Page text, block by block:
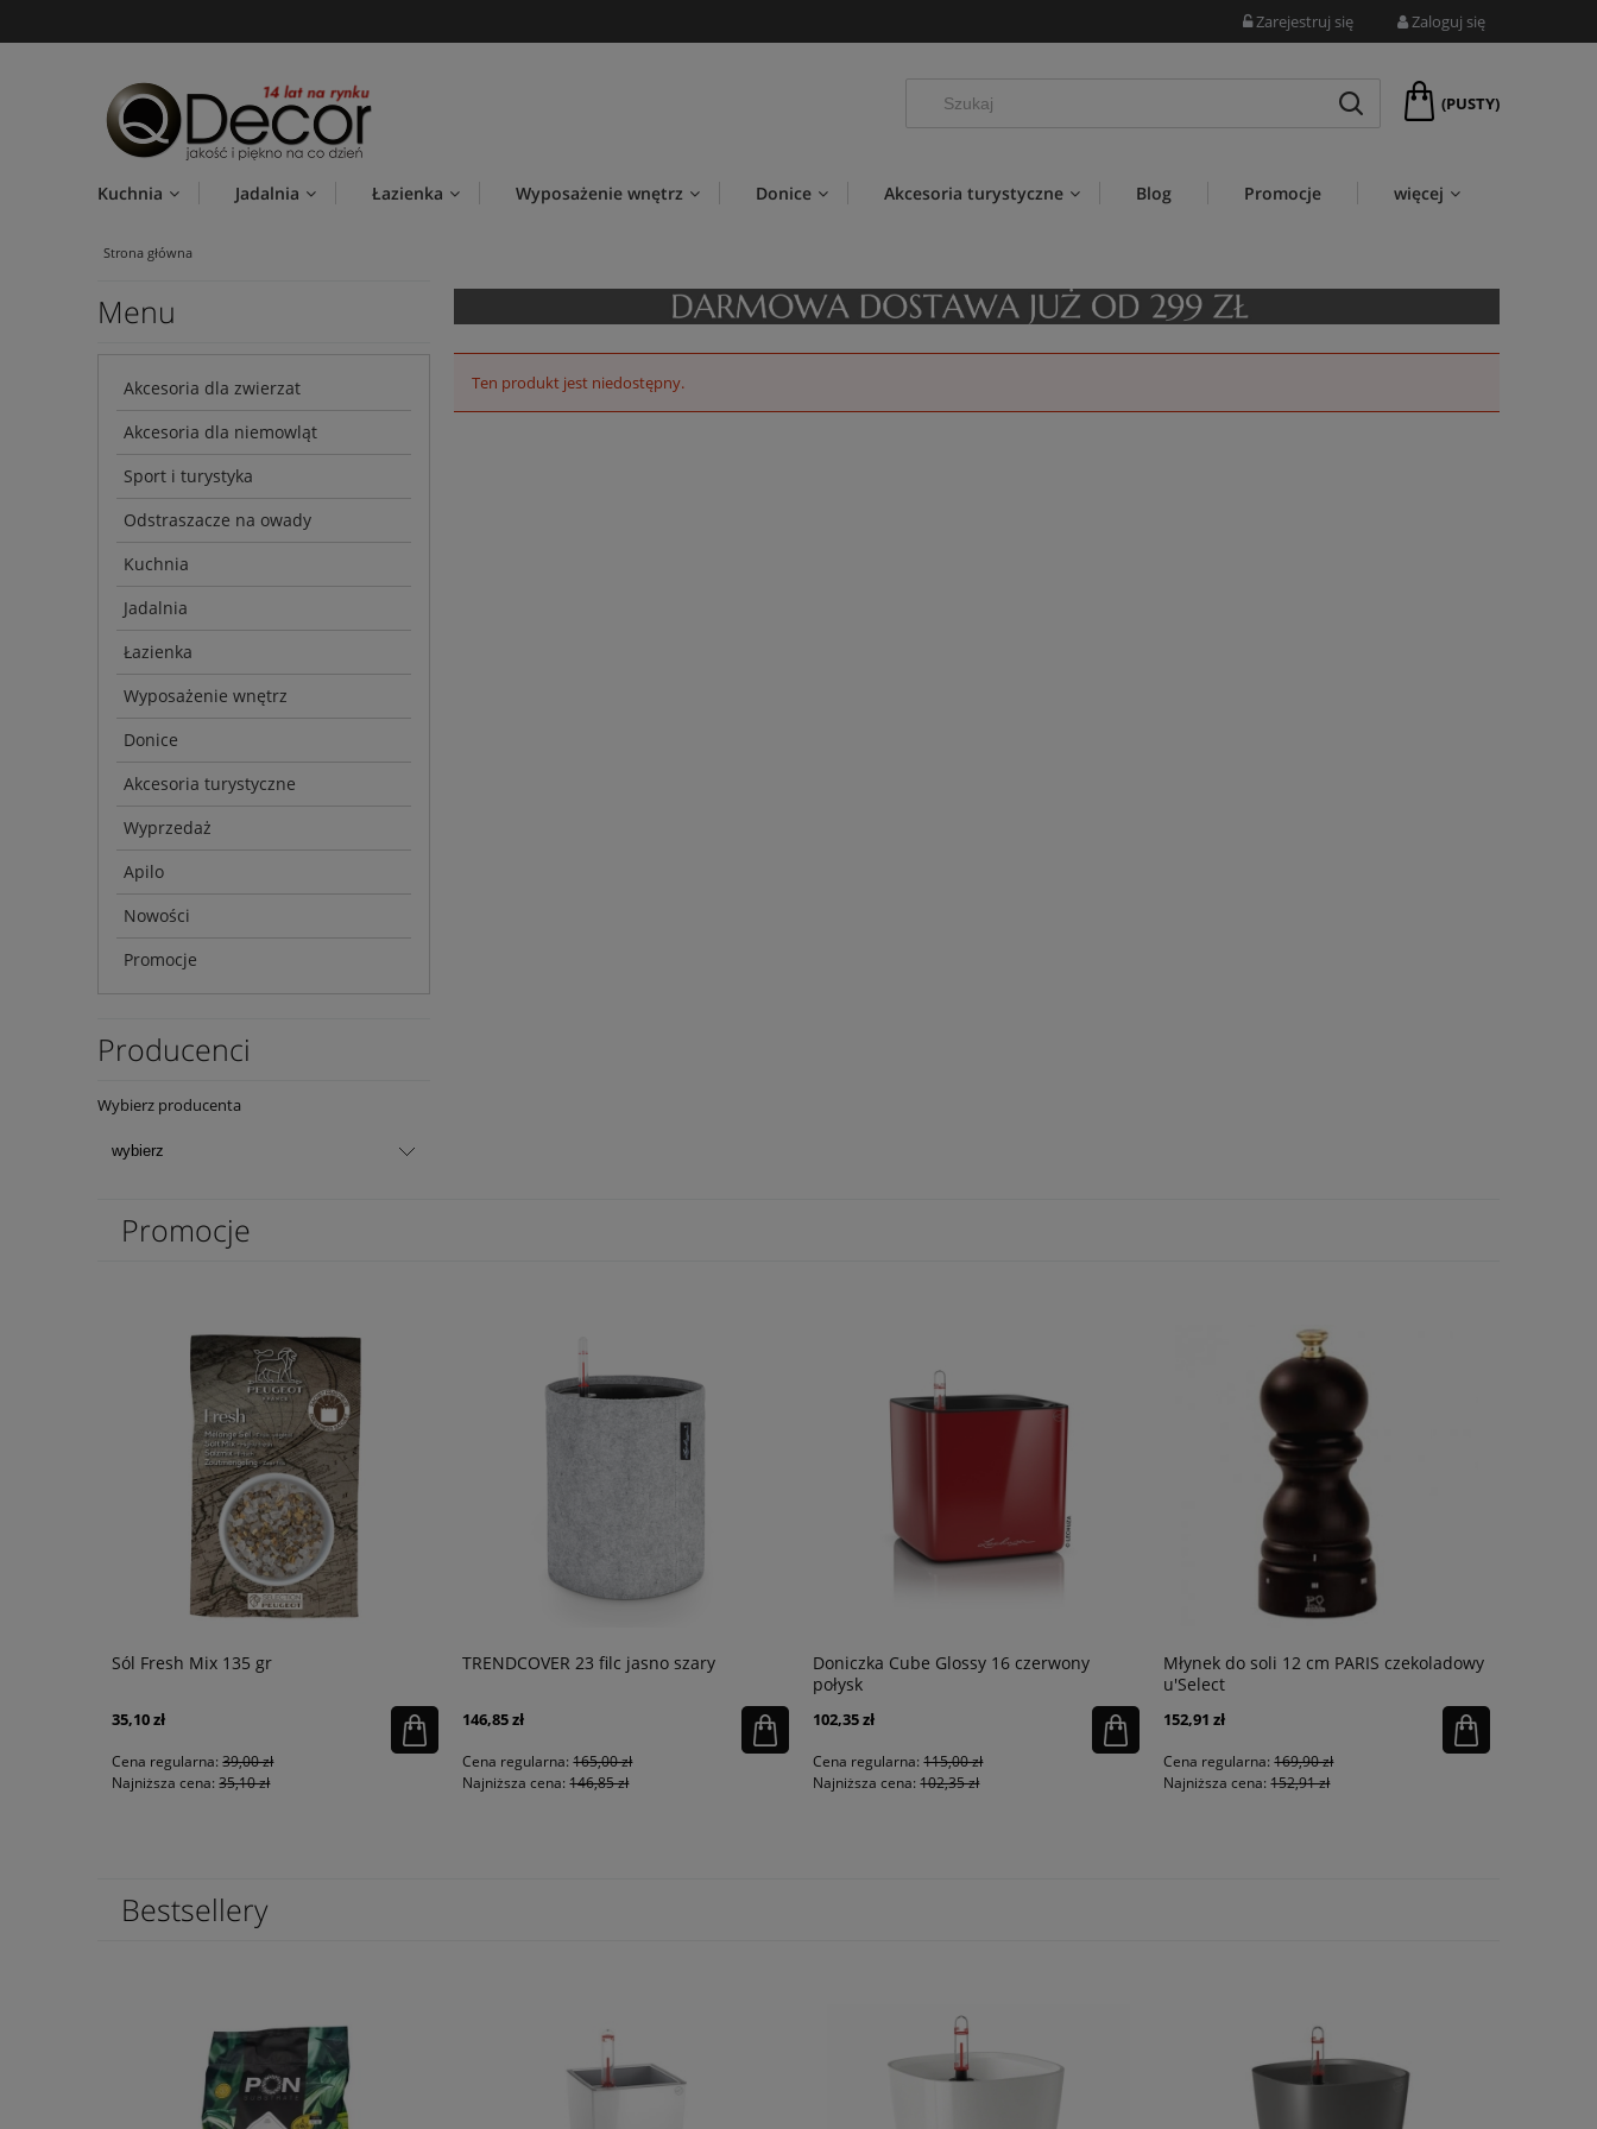
Zarejestruj się Zaloguj się
(PUSTY)
Kuchnia Jadalnia Łazienka Wyposażenie wnętrz Donice Akcesoria turystyczne Blog Promocje więcej
Strona główna
Menu
Akcesoria dla zwierzat
Akcesoria dla niemowląt
Sport i turystyka
Odstraszacze na owady
Kuchnia
Jadalnia
Łazienka
Wyposażenie wnętrz
Donice
Akcesoria turystyczne
Wyprzedaż
Apilo
Nowości
Promocje
Producenci
Wybierz producenta
Ten produkt jest niedostępny.
Promocje
Sól Fresh Mix 135 gr
35,10 zł
Cena regularna: 39,00 zł
Najniższa cena: 35,10 zł
TRENDCOVER 23 filc jasno szary
146,85 zł
Cena regularna: 165,00 zł
Najniższa cena: 146,85 zł
Doniczka Cube Glossy 16 czerwony
połysk
102,35 zł
Cena regularna: 115,00 zł
Najniższa cena: 102,35 zł
Młynek do soli 12 cm PARIS czekoladowy
u'Select
152,91 zł
Cena regularna: 169,90 zł
Najniższa cena: 152,91 zł
Bestsellery